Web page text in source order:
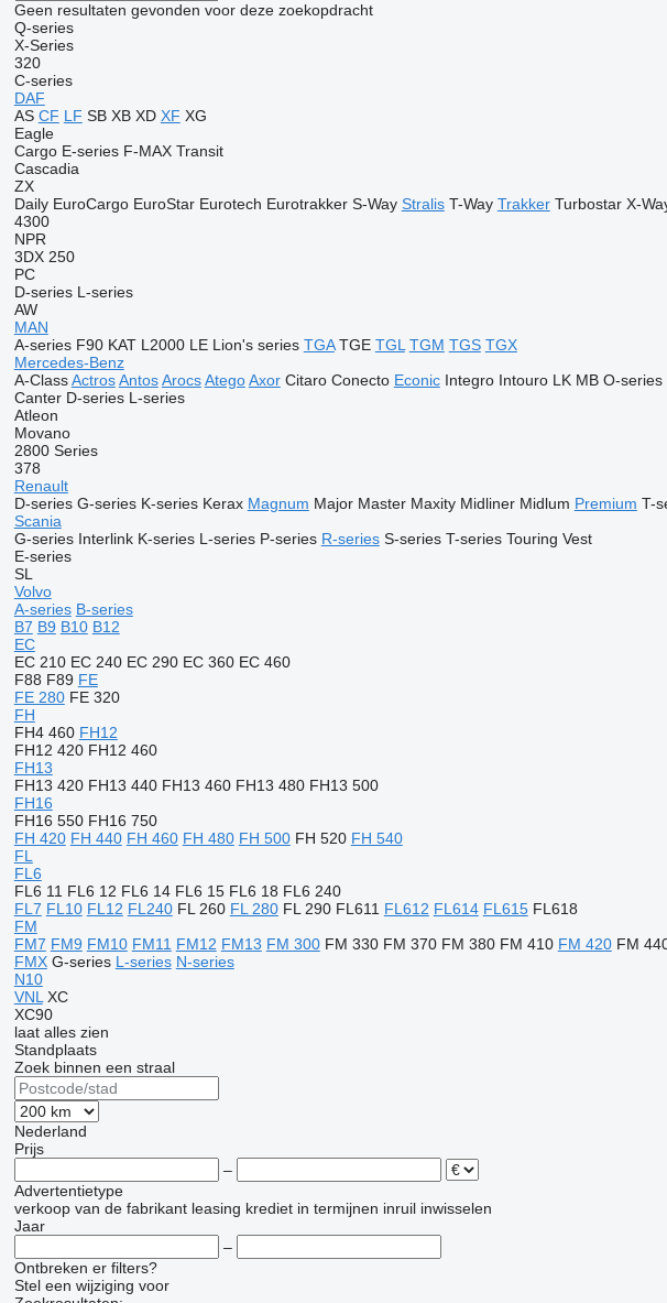
Geen resultaten gevonden voor deze zoekopdracht
Q-series
X-Series
320
C-series
DAF
AS CF LF SB XB XD XF XG
Eagle
Cargo E-series F-MAX Transit
Cascadia
ZX
Daily EuroCargo EuroStar Eurotech Eurotrakker S-Way Stralis T-Way Trakker Turbostar X-
4300
NPR
3DX 250
PC
D-series L-series
AW
MAN
A-series F90 KAT L2000 LE Lion's series TGA TGE TGL TGM TGS TGX
Mercedes-Benz
A-Class Actros Antos Arocs Atego Axor Citaro Conecto Econic Integro Intouro LK MB O-series
Canter D-series L-series
Atleon
Movano
2800 Series
378
Renault
D-series G-series K-series Kerax Magnum Major Master Maxity Midliner Midlum Premium T-
Scania
G-series Interlink K-series L-series P-series R-series S-series T-series Touring Vest
E-series
SL
Volvo
A-series B-series
B7 B9 B10 B12
EC
EC 210 EC 240 EC 290 EC 360 EC 460
F88 F89 FE
FE 280 FE 320
FH
FH4 460 FH12
FH12 420 FH12 460
FH13
FH13 420 FH13 440 FH13 460 FH13 480 FH13 500
FH16
FH16 550 FH16 750
FH 420 FH 440 FH 460 FH 480 FH 500 FH 520 FH 540
FL
FL6
FL6 11 FL6 12 FL6 14 FL6 15 FL6 18 FL6 240
FL7 FL10 FL12 FL240 FL 260 FL 280 FL 290 FL611 FL612 FL614 FL615 FL618
FM
FM7 FM9 FM10 FM11 FM12 FM13 FM 300 FM 330 FM 370 FM 380 FM 410 FM 420 FM
FMX G-series L-series N-series
N10
VNL XC
XC90
laat alles zien
Standplaats
Zoek binnen een straal
Nederland
Prijs
–
Advertentietype
verkoop van de fabrikant leasing krediet in termijnen inruil inwisselen
Jaar
–
Ontbreken er filters?
Stel een wijziging voor